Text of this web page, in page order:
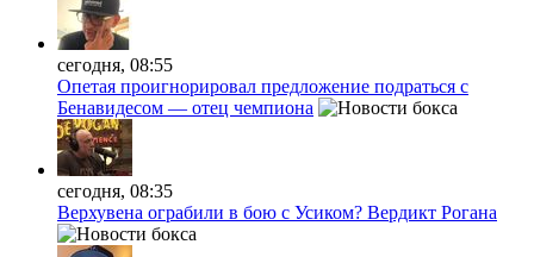
сегодня, 08:55
Опетая проигнорировал предложение подраться с
Бенавидесом — отец чемпиона
сегодня, 08:35
Верхувена ограбили в бою с Усиком? Вердикт Рогана